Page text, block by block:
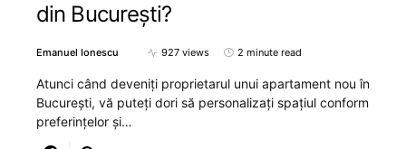
din București?
Emanuel Ionescu 927 views 2 minute read
Atunci când deveniți proprietarul unui apartament nou în
București, vă puteți dori să personalizați spațiul conform
preferințelor și…